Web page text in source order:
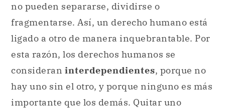
no pueden separarse, dividirse o
fragmentarse. Así, un derecho humano está
ligado a otro de manera inquebrantable. Por
esta razón, los derechos humanos se
consideran interdependientes, porque no
hay uno sin el otro, y porque ninguno es más
importante que los demás. Quitar uno